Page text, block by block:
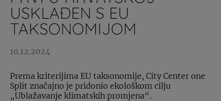
USKLAĐEN S EU
TAKSONOMIJOM
10.12.2024
Prema kriterijima EU taksonomije, City Center one
Split značajno je pridonio ekološkom cilju
„Ublažavanje klimatskih promjena“.